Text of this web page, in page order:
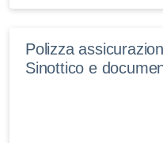
Polizza
Sinottico e